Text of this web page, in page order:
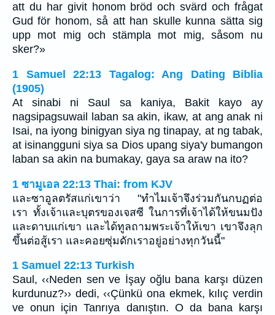
att du har givit honom bröd och svärd och frågat
Gud för honom, så att han skulle kunna sätta sig
upp mot mig och stämpla mot mig, såsom nu
sker?»
1 Samuel 22:13 Tagalog: Ang Dating Biblia
(1905)
At sinabi ni Saul sa kaniya, Bakit kayo ay
nagsipagsuwail laban sa akin, ikaw, at ang anak ni
Isai, na iyong binigyan siya ng tinapay, at ng tabak,
at isinangguni siya sa Dios upang siya'y bumangon
laban sa akin na bumakay, gaya sa araw na ito?
1 ซามูเอล 22:13 Thai: from KJV
และซาอูลตรัสแก่เขาว่า "ทำไมเจ้าจึงร่วมกันกบฏต่อ
เรา ทั้งเจ้าและบุตรของเจสซี ในการที่เจ้าได้ให้ขนมปัง
และดาบแก่เขา และได้ทูลถามพระเจ้าให้เขา เขาจึงลุก
ขึ้นต่อสู้เรา และคอยซุ่มดักเราอยู่อย่างทุกวันนี้"
1 Samuel 22:13 Turkish
Saul, ‹‹Neden sen ve İşay oğlu bana karşı düzen
kurdunuz?›› dedi, ‹‹Çünkü ona ekmek, kılıç verdin
ve onun için Tanrıya danıştın. O da bana karşı